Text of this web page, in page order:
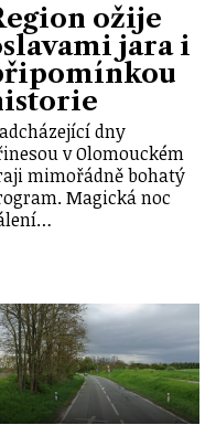
ožije
jara i
dny
v Olomouckém
mimořádně bohatý
Magická noc